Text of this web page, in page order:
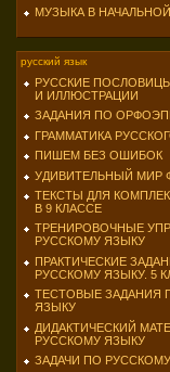
МУЗЫКА В
русский язык
РУССКИЕ
И ИЛЛЮСТРАЦИИ
ЗАДАНИЯ ПО
ГРАММАТИКА
ПИШЕМ БЕЗ ОШИБОК
УДИВИТЕЛЬНЫЙ МИР
ТЕКСТЫ ДЛЯ
В 9 КЛАССЕ
ТРЕНИРОВОЧНЫЕ
РУССКОМУ ЯЗЫКУ
ПРАКТИЧЕСКИЕ
РУССКОМУ ЯЗЫКУ. 5
ТЕСТОВЫЕ ЗАДАНИЯ
ЯЗЫКУ
ДИДАКТИЧЕСКИЙ
РУССКОМУ ЯЗЫКУ
ЗАДАЧИ ПО